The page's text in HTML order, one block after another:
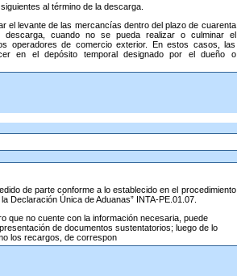
al término de la descarga.
el levante de las mercancías dentro del plazo de cuarenta
cuando no se pueda realizar o culminar el
operadores de comercio exterior. En estos casos, las
en el depósito temporal designado por el dueño o
de parte conforme a lo establecido en el procedimiento
Declaración Única de Aduanas” INTA-PE.01.07.
no cuente con la información necesaria, puede
de documentos sustentatorios; luego de lo
los recargos, de correspon